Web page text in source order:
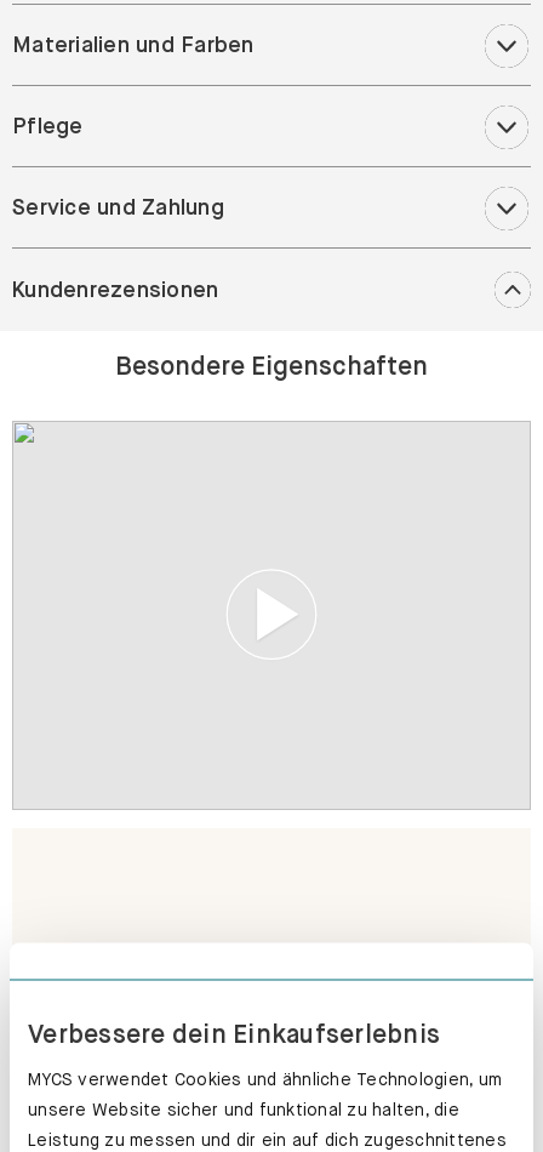
Verbessere dein Einkaufserlebnis
MYCS verwendet Cookies und ähnliche Technologien, um
unsere Website sicher und funktional zu halten, die
Leistung zu messen und dir ein auf dich zugeschnittenes
Materialien und Farben
Pflege
Service und Zahlung
Kundenrezensionen
Besondere Eigenschaften